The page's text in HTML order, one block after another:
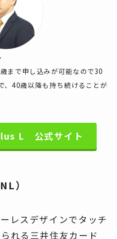
で申し込みが可能なので30
、40歳以降も持ち続けることが
L 公式サイト
）
レスデザインでタッチ
れる三井住友カード